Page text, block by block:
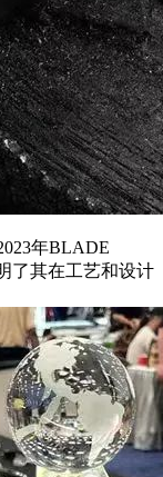
年BLADE
了其在工艺和设计